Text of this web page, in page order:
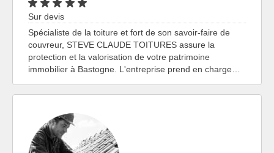
Sur devis
Spécialiste de la toiture et fort de son savoir-faire de
couvreur, STEVE CLAUDE TOITURES assure la
protection et la valorisation de votre patrimoine
immobilier à Bastogne. L'entreprise prend en charge…